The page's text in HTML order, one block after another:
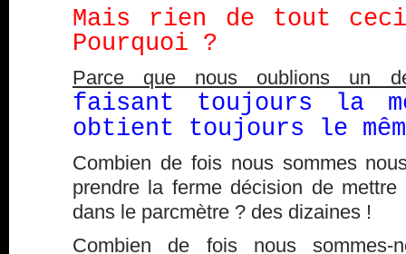
Mais rien de tout
Pourquoi ?
Parce que nous oublions un
faisant toujours la
obtient toujours le
Combien de fois nous sommes
prendre la ferme décision de mettre
dans le parcmètre ? des dizaines !
Combien de fois nous sommes-